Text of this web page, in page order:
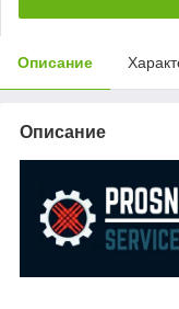
Описание
Описание